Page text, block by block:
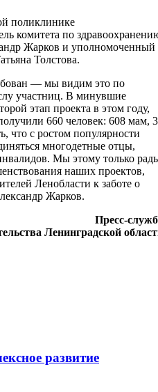
поликлинике
комитета по
Жарков и уполномоченный
Толстова.
— мы видим это по
участниц. В минувшие
этап проекта в этом году,
660 человек: 608 мам,
что с ростом популярности
многодетные отцы,
Мы этому только
наших проектов,
Ленобласти к заботе о
Жарков.
Пресс-
Ленинградской
развитие